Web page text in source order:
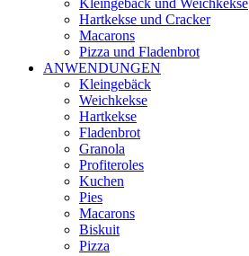
Kleingebäck und Weichkekse
Hartkekse und Cracker
Macarons
Pizza und Fladenbrot
ANWENDUNGEN
Kleingebäck
Weichkekse
Hartkekse
Fladenbrot
Granola
Profiteroles
Kuchen
Pies
Macarons
Biskuit
Pizza